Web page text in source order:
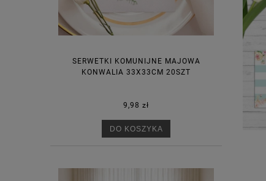
SERWETKI KOMUNIJNE MAJOWA
KONWALIA 33X33CM 20SZT
9,98 zł
DO KOSZYKA